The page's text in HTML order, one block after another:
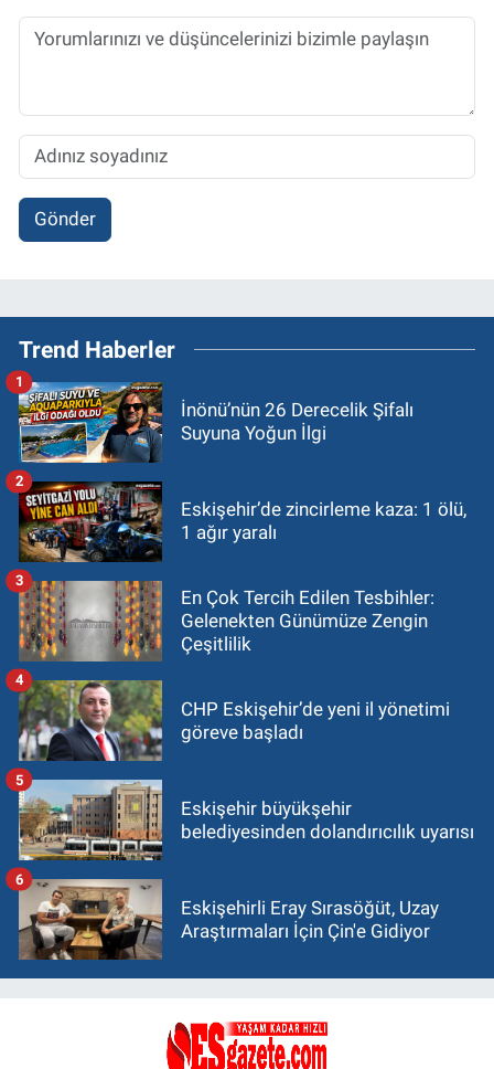
Gönder
Trend Haberler
İnönü’nün 26 Derecelik Şifalı
Suyuna Yoğun İlgi
1
Eskişehir’de zincirleme kaza: 1 ölü,
1 ağır yaralı
2
En Çok Tercih Edilen Tesbihler:
Gelenekten Günümüze Zengin
Çeşitlilik
3
CHP Eskişehir’de yeni il yönetimi
göreve başladı
4
Eskişehir büyükşehir
belediyesinden dolandırıcılık uyarısı
5
Eskişehirli Eray Sırasöğüt, Uzay
Araştırmaları İçin Çin'e Gidiyor
6